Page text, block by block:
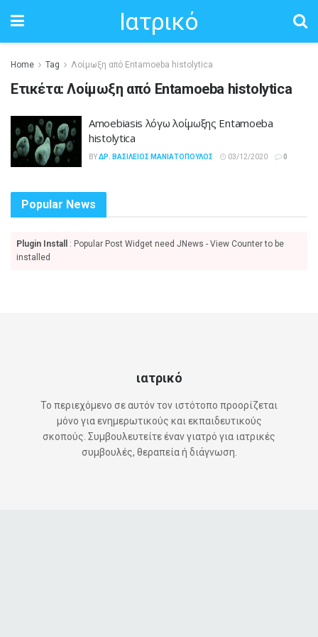
Ιατρικό
Home Tag Λοίμωξη από Entamoeba histolytica
Ετικέτα:Λοίμωξη από Entamoeba histolytica
Amoebiasis λόγω λοίμωξης Entamoeba
histolytica
BYΔΡ. ΒΑΣΊΛΕΙΟΣ ΜΑΝΙΑΤΌΠΟΥΛΟΣ 03/12/2020 0
Popular News
Plugin Install
: Popular Post Widget need JNews - View Counter to be
installed
ιατρικό
Το περιεχόμενο σε αυτόν τον ιστότοπο προορίζεται
μόνο για ενημερωτικούς και εκπαιδευτικούς
σκοπούς. Συμβουλευτείτε έναν γιατρό για ιατρικές
συμβουλές, θεραπεία ή διάγνωση.